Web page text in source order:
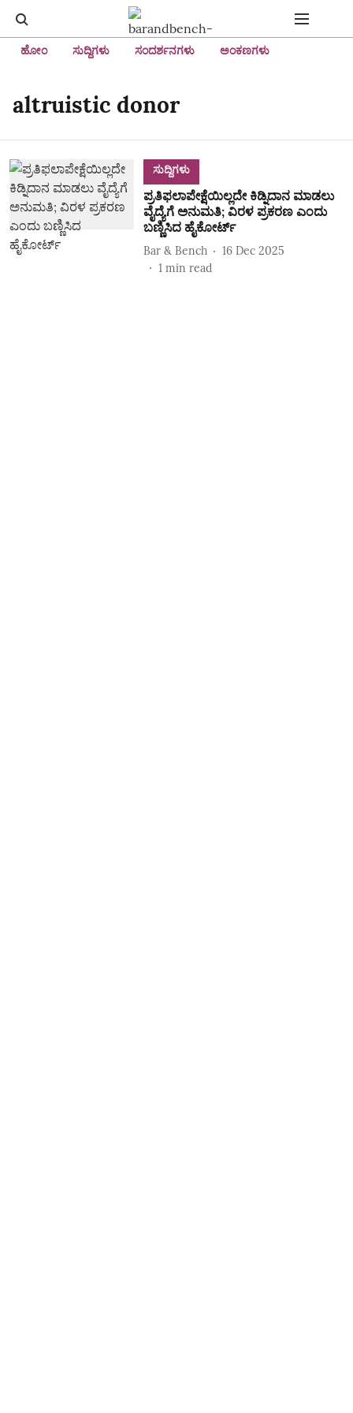
ಹೋಂ ಸುದ್ದಿಗಳು ಸಂದರ್ಶನಗಳು ಅಂಕಣಗಳು
altruistic donor
ಸುದ್ದಿಗಳು
ಪ್ರತಿಫಲಾಪೇಕ್ಷೆಯಿಲ್ಲದೇ ಕಿಡ್ನಿದಾನ ಮಾಡಲು
ವೈದ್ಯೆಗೆ ಅನುಮತಿ; ವಿರಳ ಪ್ರಕರಣ ಎಂದು
ಬಣ್ಣಿಸಿದ ಹೈಕೋರ್ಟ್‌
Bar & Bench
16 Dec 2025
1 min read